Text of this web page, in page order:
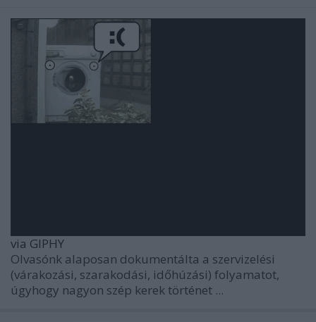
via GIPHY
Olvasónk alaposan dokumentálta a szervizelési
(várakozási, szarakodási, időhúzási) folyamatot,
úgyhogy nagyon szép kerek történet ...